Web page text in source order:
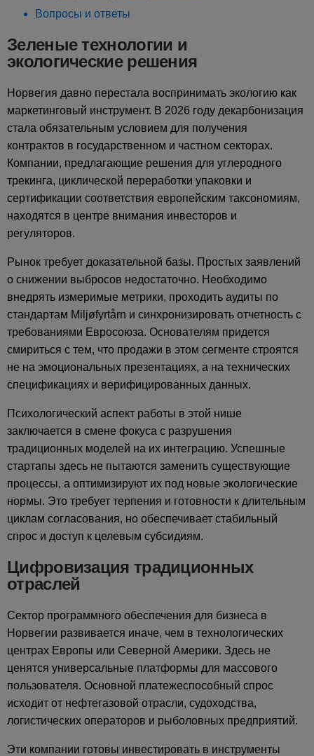
Вопросы и ответы
Зеленые технологии и
экологические решения
Норвегия давно перестала воспринимать экологию как
маркетинговый инструмент. В 2026 году декарбонизация
стала обязательным условием для получения
контрактов в государственном и частном секторах.
Компании, предлагающие решения для углеродного
трекинга, циклической переработки упаковки и
сертификации соответствия европейским таксономиям,
находятся в центре внимания инвесторов и
регуляторов.
Рынок требует доказательной базы. Простых заявлений
о снижении выбросов недостаточно. Необходимо
внедрять измеримые метрики, проходить аудиты по
стандартам Miljøfyrtårn и синхронизировать отчетность с
требованиями Евросоюза. Основателям придется
смириться с тем, что продажи в этом сегменте строятся
не на эмоциональных презентациях, а на технических
спецификациях и верифицированных данных.
Психологический аспект работы в этой нише
заключается в смене фокуса с разрушения
традиционных моделей на их интеграцию. Успешные
стартапы здесь не пытаются заменить существующие
процессы, а оптимизируют их под новые экологические
нормы. Это требует терпения и готовности к длительным
циклам согласования, но обеспечивает стабильный
спрос и доступ к целевым субсидиям.
Цифровизация традиционных
отраслей
Сектор программного обеспечения для бизнеса в
Норвегии развивается иначе, чем в технологических
центрах Европы или Северной Америки. Здесь не
ценятся универсальные платформы для массового
пользователя. Основной платежеспособный спрос
исходит от нефтегазовой отрасли, судоходства,
логистических операторов и рыболовных предприятий.
Эти компании готовы инвестировать в инструменты